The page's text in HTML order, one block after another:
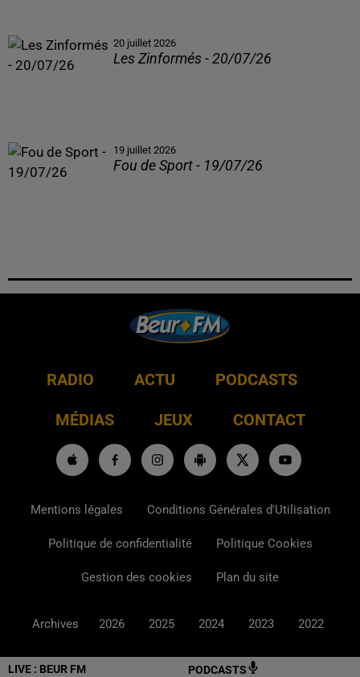
LIVE : BEUR FM PODCASTS
20 juillet 2026
Les Zinformés - 20/07/26
19 juillet 2026
Fou de Sport - 19/07/26
RADIO ACTU PODCASTS
MÉDIAS JEUX CONTACT
Mentions légales Conditions Générales d'Utilisation
Politique de confidentialité Politique Cookies
Gestion des cookies Plan du site
Archives 2026 2025 2024 2023 2022